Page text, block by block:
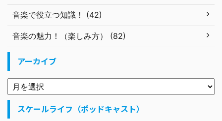
音楽で役立つ知識！ (42)
音楽の魅力！（楽しみ方） (82)
アーカイブ
スケールライフ（ポッドキャスト）